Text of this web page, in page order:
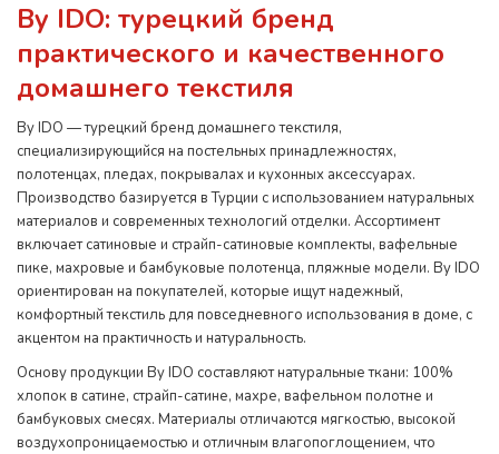
By IDO: турецкий бренд
практического и качественного
домашнего текстиля
By IDO — турецкий бренд домашнего текстиля,
специализирующийся на постельных принадлежностях,
полотенцах, пледах, покрывалах и кухонных аксессуарах.
Производство базируется в Турции с использованием натуральных
материалов и современных технологий отделки. Ассортимент
включает сатиновые и страйп-сатиновые комплекты, вафельные
пике, махровые и бамбуковые полотенца, пляжные модели. By IDO
ориентирован на покупателей, которые ищут надежный,
комфортный текстиль для повседневного использования в доме, с
акцентом на практичность и натуральность.
Основу продукции By IDO составляют натуральные ткани: 100%
хлопок в сатине, страйп-сатине, махре, вафельном полотне и
бамбуковых смесях. Материалы отличаются мягкостью, высокой
воздухопроницаемостью и отличным влагопоглощением, что